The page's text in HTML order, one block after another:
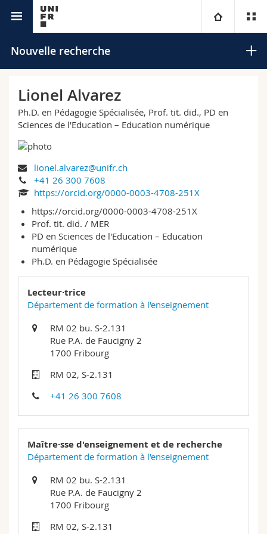
Université
Campus
Recherche
Université
Formation continue
Théologie
Droit
Sciences économiques et sociales et management
Lettres et sciences humaines
Sciences de l'éducation et de la formation
Sciences et médecine
Interfacultaire
Vous êtes
Futurs étudiants
Etudiants
Médias
Chercheurs
Collaborateurs
Doctorants
Ressources
Annuaire du personnel
Plan d'accès
Bibliothèques
Webmail
Programme des cours
MyUnifr
Nouvelle recherche
Rechercher
Recherche avancée
Lionel Alvarez
Ph.D. en Pédagogie Spécialisée, Prof. tit. did., PD en
Sciences de l'Education – Education numérique
lionel.alvarez@unifr.ch
+41 26 300 7608
https://orcid.org/0000-0003-4708-251X
https://orcid.org/0000-0003-4708-251X
Prof. tit. did. / MER
PD en Sciences de l'Education – Education
numérique
Ph.D. en Pédagogie Spécialisée
Lecteur·trice
Département de formation à l'enseignement
RM 02 bu. S-2.131
Rue P.A. de Faucigny 2
1700 Fribourg
RM 02, S-2.131
+41 26 300 7608
Maître·sse d'enseignement et de recherche
Département de formation à l'enseignement
RM 02 bu. S-2.131
Rue P.A. de Faucigny 2
1700 Fribourg
RM 02, S-2.131